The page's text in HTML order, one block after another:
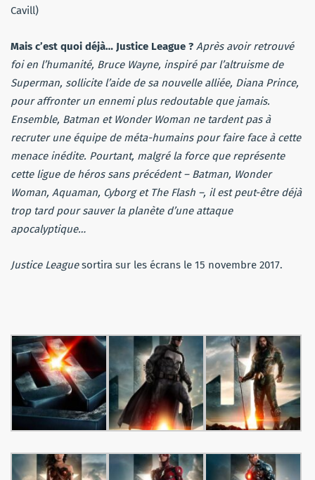
Cavill)
Mais c’est quoi déjà… Justice League ? Après avoir retrouvé
foi en l’humanité, Bruce Wayne, inspiré par l’altruisme de
Superman, sollicite l’aide de sa nouvelle alliée, Diana Prince,
pour affronter un ennemi plus redoutable que jamais.
Ensemble, Batman et Wonder Woman ne tardent pas à
recruter une équipe de méta-humains pour faire face à cette
menace inédite. Pourtant, malgré la force que représente
cette ligue de héros sans précédent – Batman, Wonder
Woman, Aquaman, Cyborg et The Flash –, il est peut-être déjà
trop tard pour sauver la planète d’une attaque
apocalyptique…
Justice Leaguesortira sur les écrans le 15 novembre 2017.